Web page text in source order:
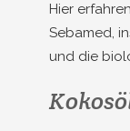
Hier
Sebamed,
und die